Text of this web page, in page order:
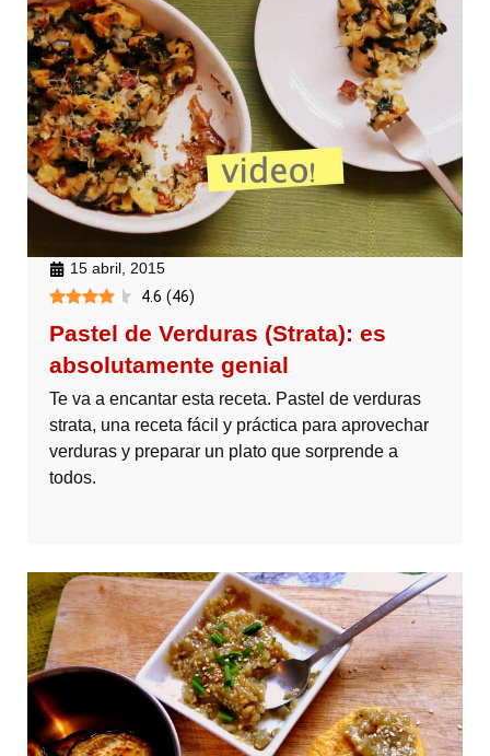
15 abril, 2015
4.6 (46)
Pastel de Verduras (Strata): es
absolutamente genial
Te va a encantar esta receta. Pastel de verduras
strata, una receta fácil y práctica para aprovechar
verduras y preparar un plato que sorprende a
todos.